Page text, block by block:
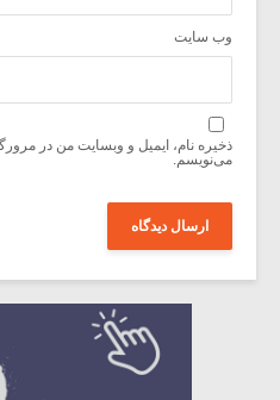
وب‌ سایت
ذخیره نام، ایمیل و وبسایت من در
می‌نویسم.